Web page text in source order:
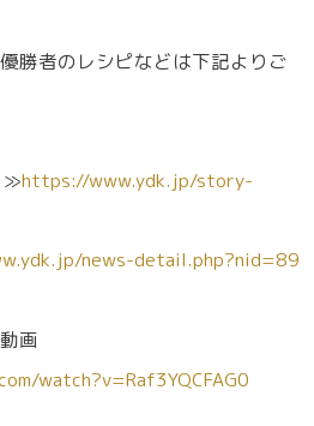
勝者のレシピなどは下記よりご
≫https://www.ydk.jp/story-
news-detail.php?nid=89
画
watch?v=Raf3YQCFAG0